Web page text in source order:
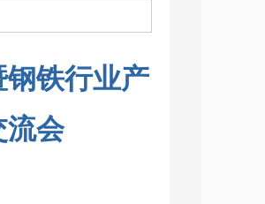
铁行业产
流会